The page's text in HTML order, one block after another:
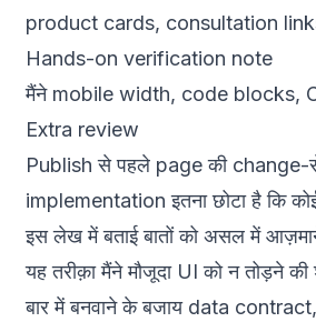
product cards, consultation
Hands-on verification note
मैंने mobile width, code blocks,
Extra review
Publish से पहले page की change-
implementation इतना छोटा है कि
इस लेख में बताई बातों को असल में
यह तरीक़ा मैंने मौजूदा UI को न तोड़ने
बार में बनवाने के बजाय data